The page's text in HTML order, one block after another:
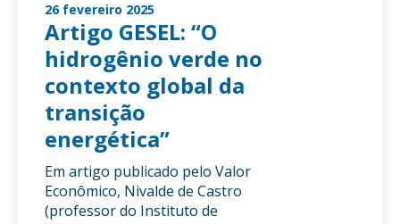
26 fevereiro 2025
Artigo GESEL: “O
hidrogênio verde no
contexto global da
transição
energética”
Em artigo publicado pelo Valor
Econômico, Nivalde de Castro
(professor do Instituto de